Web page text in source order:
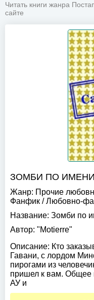
Читать книги жанра
сайте
ЗОМБИ ПО
Жанр: Прочие
Фанфик /Любовно-
Название: Зомби по
Автор: "Motierre"
Описание: Кто
Гавани, с лордом
пирогами из
пришел к вам. Общее
АУ и